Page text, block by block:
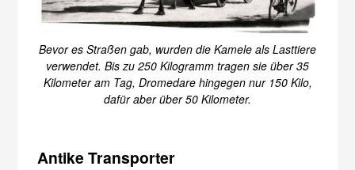
Bevor es Straßen gab, wurden die Kamele als Lasttiere
verwendet. Bis zu 250 Kilogramm tragen sie über 35
Kilometer am Tag, Dromedare hingegen nur 150 Kilo,
dafür aber über 50 Kilometer.
Antike Transporter